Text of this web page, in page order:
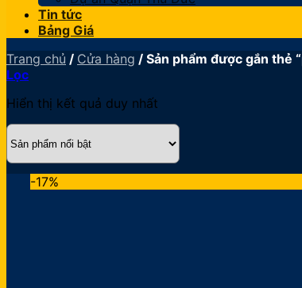
Tin tức
Bảng Giá
Trang chủ / Cửa hàng / Sản phẩm được gắn thẻ
Lọc
Hiển thị kết quả duy nhất
-17%